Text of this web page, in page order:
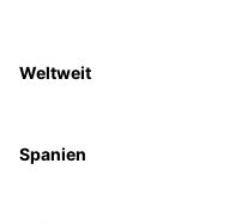
Weltweit
Spanien